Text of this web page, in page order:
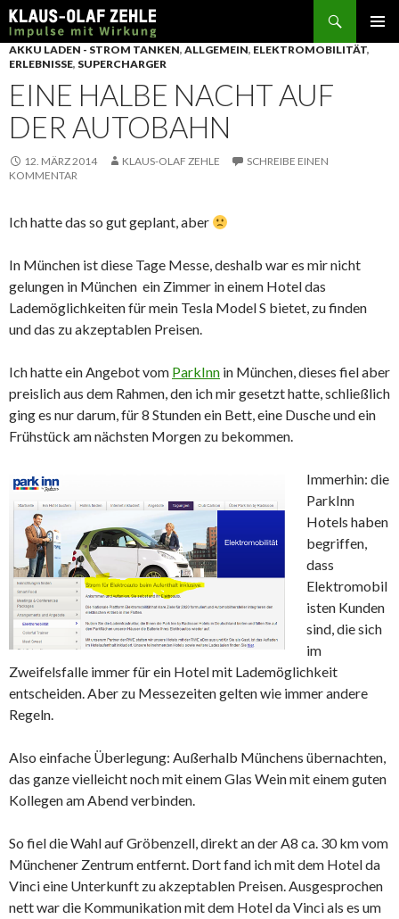
Suchen
SPRINGE
ZUM
AKKU LADEN - STROM TANKEN, ALLGEMEIN, ELEKTROMOBILITÄT,
ERLEBNISSE, SUPERCHARGER
EINE HALBE NACHT AUF
DER AUTOBAHN
12. MÄRZ 2014 KLAUS-OLAF ZEHLE
SCHREIBE EINEN
KOMMENTAR
Ich hatte das so gut geplant, aber
In München ist diese Tage Messe, deshalb war es mir nicht
gelungen in München ein Zimmer in einem Hotel das
Lademöglichkeiten für mein Tesla Model S bietet, zu finden
und das zu akzeptablen Preisen.
Ich hatte ein Angebot vom ParkInn in München, dieses fiel aber
preislich aus dem Rahmen, den ich mir gesetzt hatte, schließlich
ging es nur darum, für 8 Stunden ein Bett, eine Dusche und ein
Frühstück am nächsten Morgen zu bekommen.
Immerhin: die
ParkInn
Hotels haben
begriffen,
dass
Elektromobil
isten Kunden
sind, die sich
im
Zweifelsfalle immer für ein Hotel mit Lademöglichkeit
entscheiden. Aber zu Messezeiten gelten wie immer andere
Regeln.
Also einfache Überlegung: Außerhalb Münchens übernachten,
das ganze vielleicht noch mit einem Glas Wein mit einem guten
Kollegen am Abend verbinden.
So fiel die Wahl auf Gröbenzell, direkt an der A8 ca. 30 km vom
Münchener Zentrum entfernt. Dort fand ich mit dem Hotel da
Vinci eine Unterkunft zu akzeptablen Preisen. Ausgesprochen
nett war die Kommunikation mit dem Hotel da Vinci als es um